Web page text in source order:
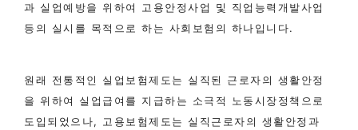
과 실업예방을 위하여 고용안정사업 및 직업능력개발사업
등의 실시를 목적으로 하는 사회보험의 하나입니다.
원래 전통적인 실업보험제도는 실직된 근로자의 생활안정
을 위하여 실업급여를 지급하는 소극적 노동시장정책으로
도입되었으나, 고용보험제도는 실직근로자의 생활안정과